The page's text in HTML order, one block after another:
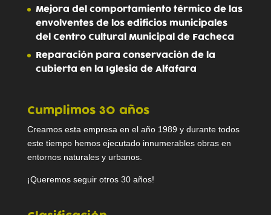
Mejora del comportamiento térmico de las
envolventes de los edificios municipales
del Centro Cultural Municipal de Facheca
Reparación para conservación de la
cubierta en la Iglesia de Alfafara
Cumplimos 30 años
Creamos esta empresa en el año 1989 y durante todos
este tiempo hemos ejecutado innumerables obras en
entornos naturales y urbanos.
¡Queremos seguir otros 30 años!